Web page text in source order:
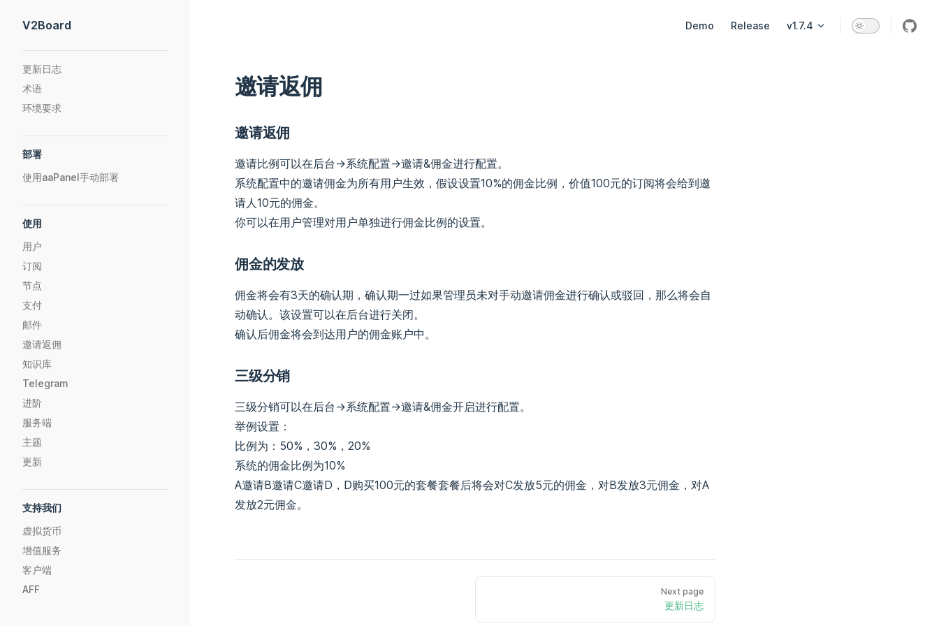
Skip to content
V2Board Demo Release v1.7.4
更新日志
术语
环境要求
部署
使用aaPanel手动部署
使用
用户
订阅
节点
支付
邮件
邀请返佣
知识库
Telegram
进阶
服务端
主题
更新
支持我们
虚拟货币
增值服务
客户端
AFF
邀请返佣
邀请返佣
邀请比例可以在后台->系统配置->邀请&佣金进行配置。
系统配置中的邀请佣金为所有用户生效，假设设置10%的佣金比例，价值100元的订阅将会给到邀
请人10元的佣金。
你可以在用户管理对用户单独进行佣金比例的设置。
佣金的发放
佣金将会有3天的确认期，确认期一过如果管理员未对手动邀请佣金进行确认或驳回，那么将会自
动确认。该设置可以在后台进行关闭。
确认后佣金将会到达用户的佣金账户中。
三级分销
三级分销可以在后台->系统配置->邀请&佣金开启进行配置。
举例设置：
比例为：50%，30%，20%
系统的佣金比例为10%
A邀请B邀请C邀请D，D购买100元的套餐套餐后将会对C发放5元的佣金，对B发放3元佣金，对A
发放2元佣金。
Next page
更新日志